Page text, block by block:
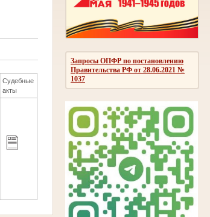
Запросы ОПФР по постановлению
Правительства РФ от 28.06.2021 №
1037
Судебные
акты